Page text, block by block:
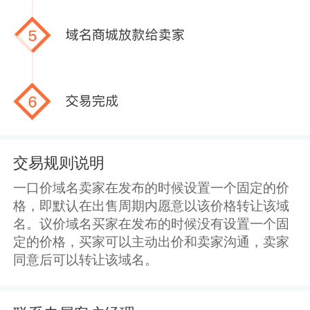
交易规则说明
一口价域名卖家在发布的时候设置一个固定的价
格，即默认在出售周期内愿意以该价格转让该域
名。议价域名买家在发布的时候没有设置一个固
定的价格，买家可以主动出价和卖家沟通，卖家
同意后可以转让该域名。